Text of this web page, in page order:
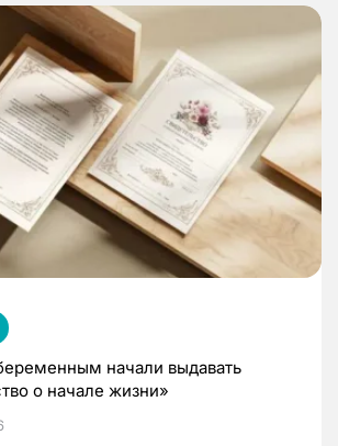
начали выдавать
о начале жизни»